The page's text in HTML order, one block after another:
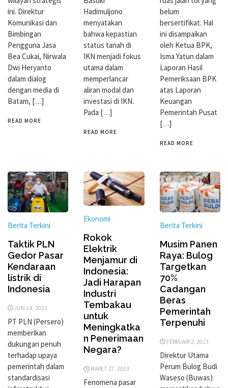
ini. Direktur
Komunikasi dan
Bimbingan
Pengguna Jasa
Bea Cukai, Nirwala
Dwi Heryanto
dalam dialog
dengan media di
Batam, […]
READ MORE
Hadimuljono
menyatakan
bahwa kepastian
status tanah di
IKN menjadi fokus
utama dalam
memperlancar
aliran modal dan
investasi di IKN.
Pada […]
READ MORE
belum
bersertifikat. Hal
ini disampaikan
oleh Ketua BPK,
Isma Yatun dalam
Laporan Hasil
Pemeriksaan BPK
atas Laporan
Keuangan
Pemerintah Pusat
[…]
READ MORE
Berita Terkini
Taktik PLN
Gedor Pasar
Kendaraan
listrik di
Indonesia
JUNI 14, 2023
PT PLN (Persero)
memberikan
dukungan penuh
terhadap upaya
pemerintah dalam
standardisasi
Ekonomi
Rokok
Elektrik
Menjamur di
Indonesia:
Jadi Harapan
Industri
Tembakau
untuk
Meningkatka
n Penerimaan
Negara?
MARET 27, 2023
Fenomena pasar
Berita Terkini
Musim Panen
Raya: Bulog
Targetkan
70%
Cadangan
Beras
Pemerintah
Terpenuhi
FEBRUARI 2, 2023
Direktur Utama
Perum Bulog Budi
Waseso (Buwas)